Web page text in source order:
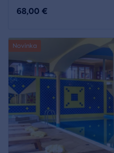
68,00 €
Novinka